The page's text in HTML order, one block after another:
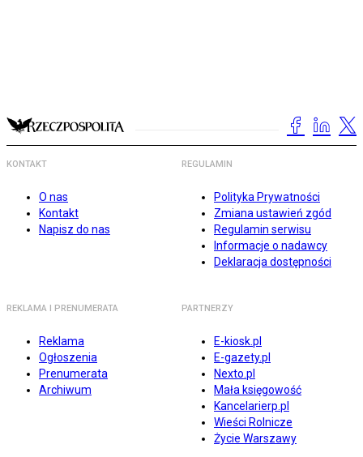
KONTAKT
O nas
Kontakt
Napisz do nas
REGULAMIN
Polityka Prywatności
Zmiana ustawień zgód
Regulamin serwisu
Informacje o nadawcy
Deklaracja dostępności
REKLAMA I PRENUMERATA
Reklama
Ogłoszenia
Prenumerata
Archiwum
PARTNERZY
E-kiosk.pl
E-gazety.pl
Nexto.pl
Mała księgowość
Kancelarierp.pl
Wieści Rolnicze
Życie Warszawy